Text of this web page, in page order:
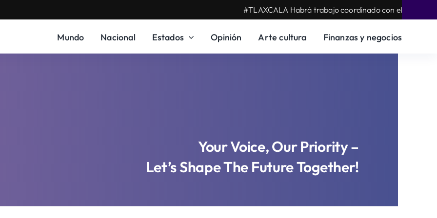
#TLAXCALA Habrá trabajo coordinado con el Gobierno
Mundo Nacional Estados Opinión Arte cultura Finanzas y negocios
Your Voice, Our Priority –
Let’s Shape The Future Together!